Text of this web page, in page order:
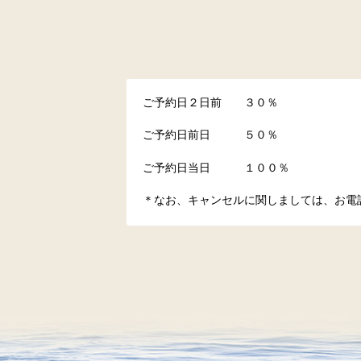
ご予約日２日前 ３０％
ご予約日前日 ５０％
ご予約日当日 １００％
＊なお、キャンセルに関しましては、お